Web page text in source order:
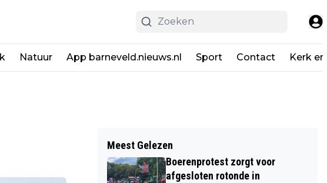
Natuur App barneveld.nieuws.nl Sport Contact Kerk
Meest Gelezen
Boerenprotest zorgt voor
afgesloten rotonde in